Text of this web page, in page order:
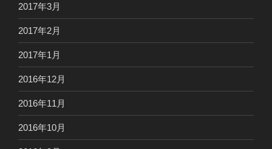
2017年3月
2017年2月
2017年1月
2016年12月
2016年11月
2016年10月